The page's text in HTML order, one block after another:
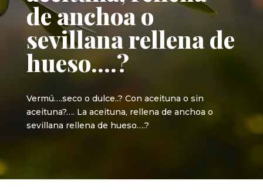
de anchoa o
sevillana rellena de
hueso….?
Vermú….seco o dulce..? Con aceituna o sin
aceituna?…. La aceituna, rellena de anchoa o
sevillana rellena de hueso….?